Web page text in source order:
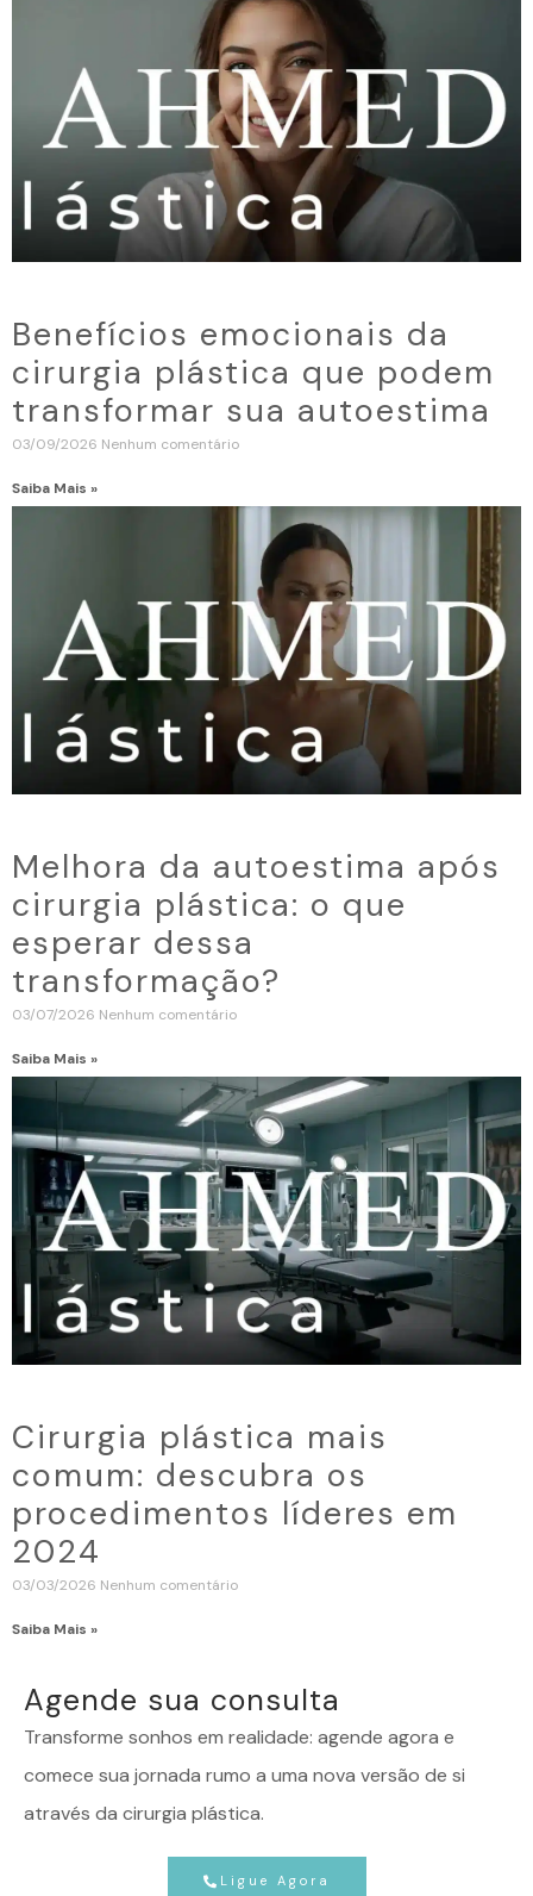
Benefícios emocionais da
cirurgia plástica que podem
transformar sua autoestima
03/09/2026 Nenhum comentário
Saiba Mais »
Melhora da autoestima após
cirurgia plástica: o que
esperar dessa
transformação?
03/07/2026 Nenhum comentário
Saiba Mais »
Cirurgia plástica mais
comum: descubra os
procedimentos líderes em
2024
03/03/2026 Nenhum comentário
Saiba Mais »
Agende sua consulta
Transforme sonhos em realidade: agende agora e
comece sua jornada rumo a uma nova versão de si
através da cirurgia plástica.
Ligue Agora